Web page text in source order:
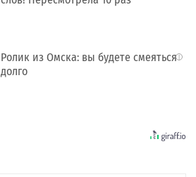
i
Ролик из Омска: вы будете смеяться
долго